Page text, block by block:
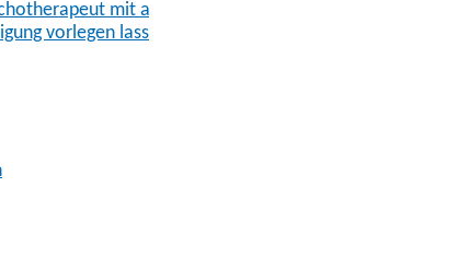
mit ausländischer Berufsausbildung –
vorlegen lassen